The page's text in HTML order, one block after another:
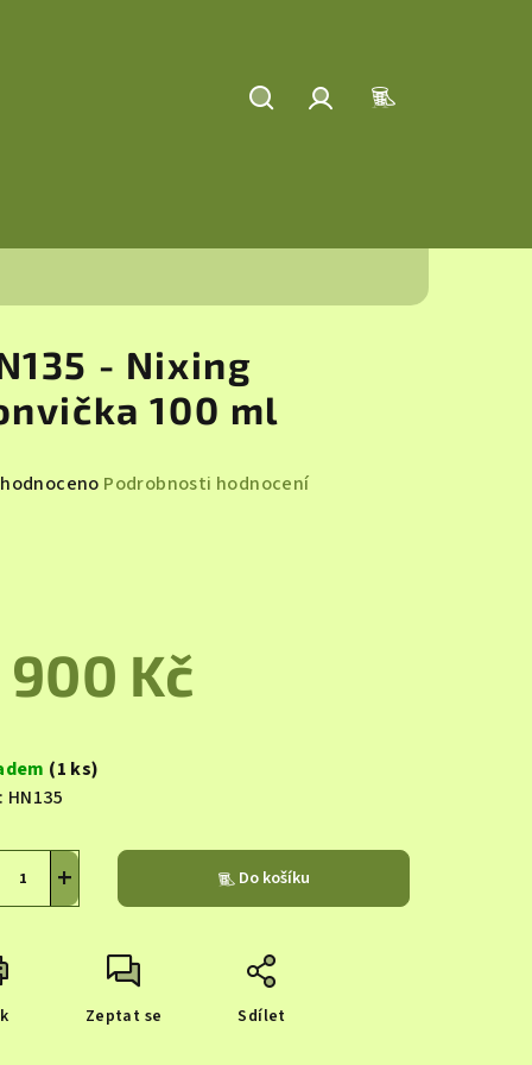
- Nixing
100 ml
Podrobnosti hodnocení
900 Kč
(1 ks)
HN135
+ Do košíku
Zeptat se Sdílet